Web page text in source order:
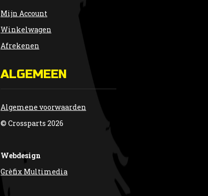
Mijn Account
Winkelwagen
Afrekenen
ALGEMEEN
Algemene voorwaarden
© Crossparts 2026
Webdesign
Grèfix Multimedia